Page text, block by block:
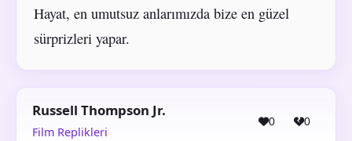
Hayat, en umutsuz anlarımızda bize en güzel
sürprizleri yapar.
Russell Thompson Jr.
Film Replikleri
0 0